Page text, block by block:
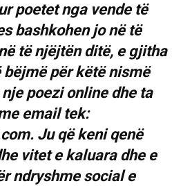
poetet nga vende të
bashkohen jo në të
të njëjtën ditë, e gjitha
për këtë nismë
poezi online dhe ta
email tek:
Ju që keni qenë
vitet e kaluara dhe e
ndryshme social e